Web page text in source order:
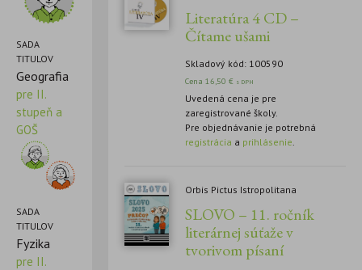
SADA
TITULOV
Geografia
pre II.
stupeň a
GOŠ
SADA
TITULOV
Fyzika
pre II.
Literatúra 4 CD –
Čítame ušami
Skladový kód: 100590
Cena16,50€ s DPH
Uvedená cena je pre
zaregistrované školy.
Pre objednávanie je potrebná
registrácia a prihlásenie
Orbis Pictus Istropolitana
SLOVO – 11. ročník
literárnej súťaže v
tvorivom písaní